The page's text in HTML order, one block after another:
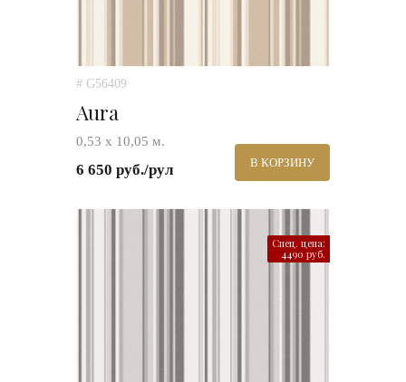
# G56409
Aura
0,53 х 10,05 м.
6 650 руб./рул В КОРЗИНУ
Спец. цена:
4490 руб.